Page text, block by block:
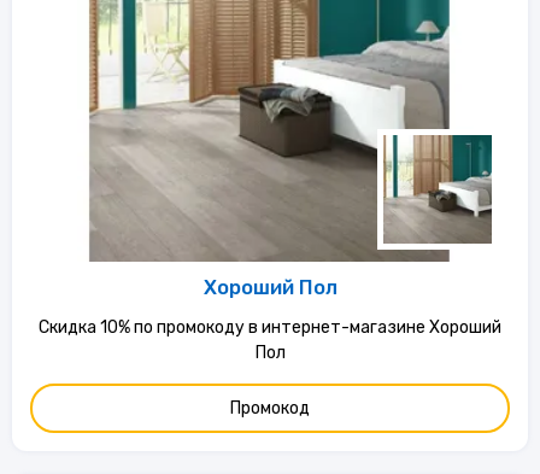
Хороший Пол
Скидка 10% по промокоду в интернет-магазине Хороший
Пол
Промокод